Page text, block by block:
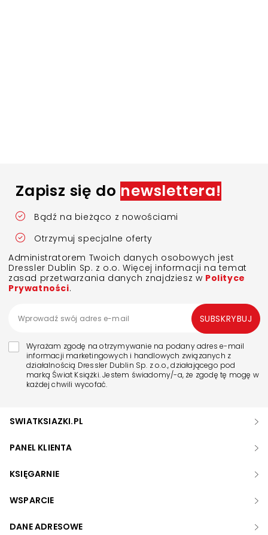
Zapisz się do newslettera!
Bądź na bieżąco z nowościami
Otrzymuj specjalne oferty
Administratorem Twoich danych osobowych jest
Dressler Dublin Sp. z o.o. Więcej informacji na temat
zasad przetwarzania danych znajdziesz w Polityce
Prywatności.
Wyrażam zgodę na otrzymywanie na podany adres e-mail
informacji marketingowych i handlowych związanych z
działalnością Dressler Dublin Sp. z o.o., działającego pod
marką Świat Książki. Jestem świadomy/-a, że zgodę tę mogę w
każdej chwili wycofać.
SUBSKRYBUJ
SWIATKSIAZKI.PL
PANEL KLIENTA
KSIĘGARNIE
WSPARCIE
DANE ADRESOWE